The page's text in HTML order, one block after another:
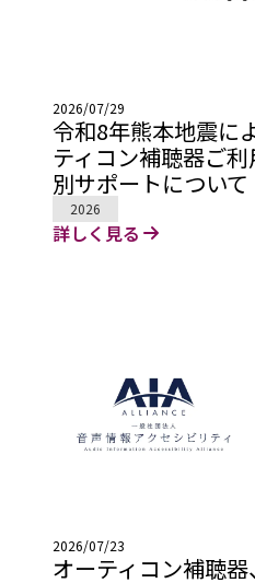
2026/07/29
令和8年熊本地震に
ティコン補聴器ご
別サポートについて
2026
詳しく見る
2026/07/23
オーティコン補聴